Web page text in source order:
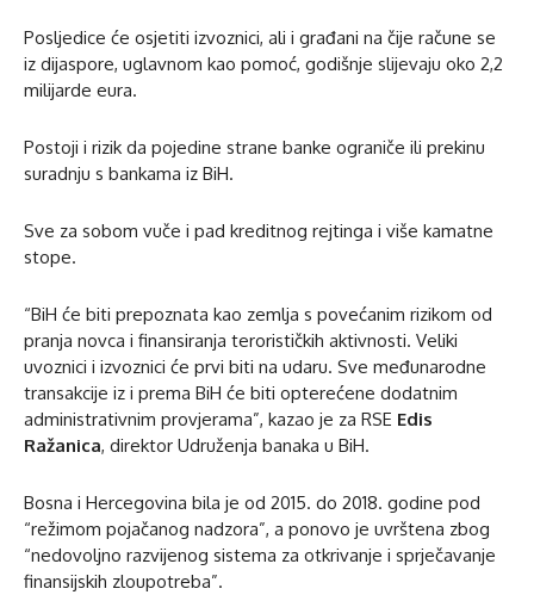
Posljedice će osjetiti izvoznici, ali i građani na čije račune se
iz dijaspore, uglavnom kao pomoć, godišnje slijevaju oko 2,2
milijarde eura.
Postoji i rizik da pojedine strane banke ograniče ili prekinu
suradnju s bankama iz BiH.
Sve za sobom vuče i pad kreditnog rejtinga i više kamatne
stope.
“BiH će biti prepoznata kao zemlja s povećanim rizikom od
pranja novca i finansiranja terorističkih aktivnosti. Veliki
uvoznici i izvoznici će prvi biti na udaru. Sve međunarodne
transakcije iz i prema BiH će biti opterećene dodatnim
administrativnim provjerama”, kazao je za RSE Edis
Ražanica, direktor Udruženja banaka u BiH.
Bosna i Hercegovina bila je od 2015. do 2018. godine pod
“režimom pojačanog nadzora”, a ponovo je uvrštena zbog
“nedovoljno razvijenog sistema za otkrivanje i sprječavanje
finansijskih zloupotreba”.